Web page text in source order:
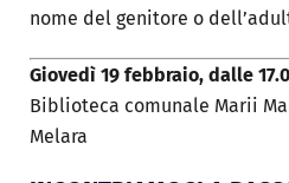
nome del genitore o
Giovedì 19 febbraio, dalle
Biblioteca comunale Marii
Melara